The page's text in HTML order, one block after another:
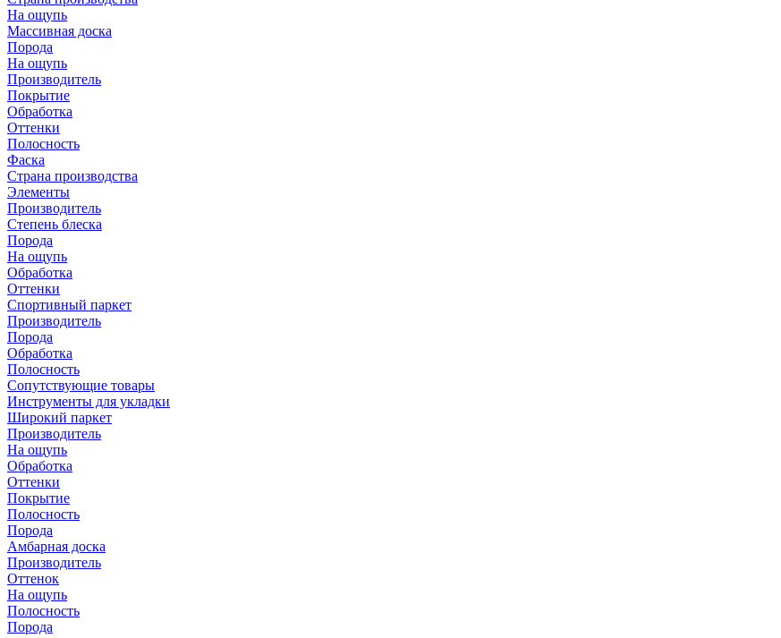
На ощупь
Массивная доска
Порода
На ощупь
Производитель
Покрытие
Обработка
Оттенки
Полосность
Фаска
Страна производства
Элементы
Производитель
Степень блеска
Порода
На ощупь
Обработка
Оттенки
Спортивный паркет
Производитель
Порода
Обработка
Полосность
Сопутствующие товары
Инструменты для укладки
Широкий паркет
Производитель
На ощупь
Обработка
Оттенки
Покрытие
Полосность
Порода
Амбарная доска
Производитель
Оттенок
На ощупь
Полосность
Порода